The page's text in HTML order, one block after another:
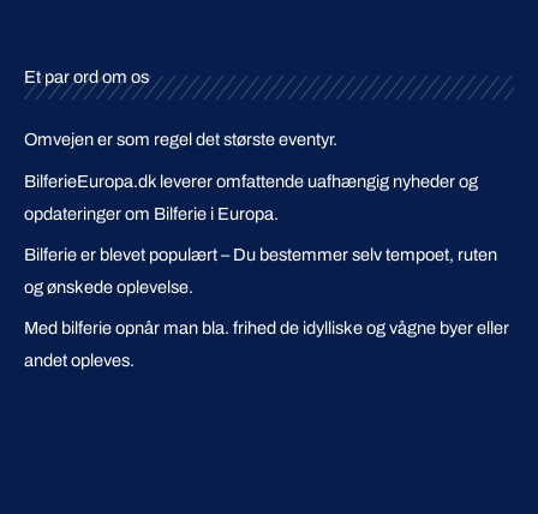
Et par ord om os
Omvejen er som regel det største eventyr.
BilferieEuropa.dk leverer omfattende uafhængig nyheder og
opdateringer om Bilferie i Europa.
Bilferie er blevet populært – Du bestemmer selv tempoet, ruten
og ønskede oplevelse.
Med bilferie opnår man bla. frihed de idylliske og vågne byer eller
andet opleves.